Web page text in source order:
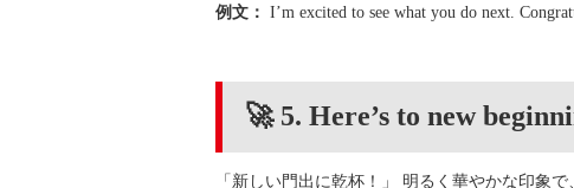
例文： I’m excited to see what you do next.
🚀 5. Here’s to new
「新しい門出に乾杯！」 明るく華やかな印象で